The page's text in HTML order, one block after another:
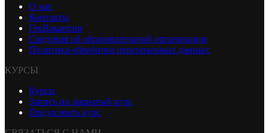
О нас
Контакты
ГеоВакансии
Сведения об образовательной организации
Политика обработки персональных данных
КУРСЫ
Курсы
Запись на закрытый курс
Предложить курс